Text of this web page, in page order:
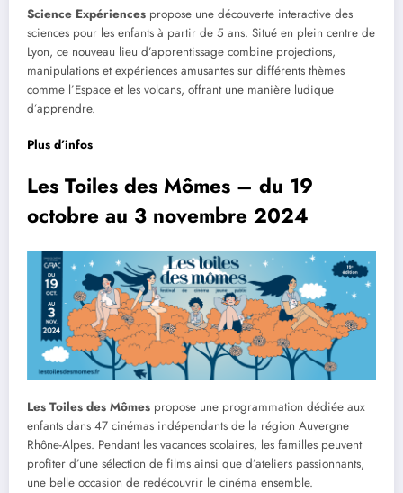
Science Expériences propose une découverte interactive des
sciences pour les enfants à partir de 5 ans. Situé en plein centre de
Lyon, ce nouveau lieu d’apprentissage combine projections,
manipulations et expériences amusantes sur différents thèmes
comme l’Espace et les volcans, offrant une manière ludique
d’apprendre.
Plus d’infos
Les Toiles des Mômes – du 19
octobre au 3 novembre 2024
Les Toiles des Mômes propose une programmation dédiée aux
enfants dans 47 cinémas indépendants de la région Auvergne
Rhône-Alpes. Pendant les vacances scolaires, les familles peuvent
profiter d’une sélection de films ainsi que d’ateliers passionnants,
une belle occasion de redécouvrir le cinéma ensemble.